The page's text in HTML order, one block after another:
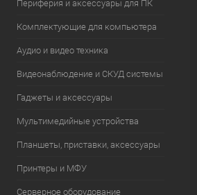
Периферия и аксессуары для ПК
Комплектующие для компьютера
Аудио и видео техника
Видеонаблюдение и СКУД системы
Гаджеты и аксессуары
Мультимедийные устройства
Планшеты, приставки, аксессуары
Принтеры и МФУ
Серверное оборудование